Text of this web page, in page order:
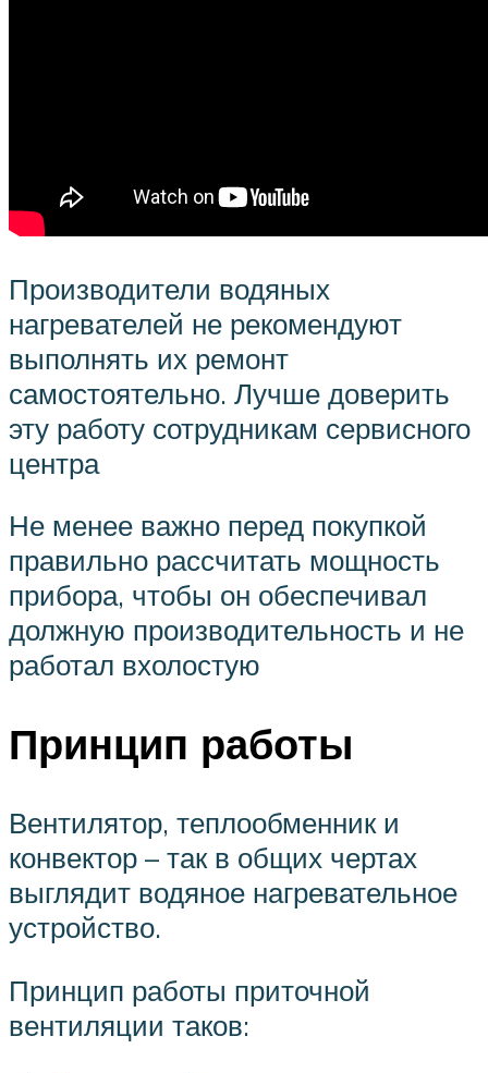
Производители водяных
нагревателей не рекомендуют
выполнять их ремонт
самостоятельно. Лучше доверить
эту работу сотрудникам сервисного
центра
Не менее важно перед покупкой
правильно рассчитать мощность
прибора, чтобы он обеспечивал
должную производительность и не
работал вхолостую
Принцип работы
Вентилятор, теплообменник и
конвектор – так в общих чертах
выглядит водяное нагревательное
устройство.
Принцип работы приточной
вентиляции таков: